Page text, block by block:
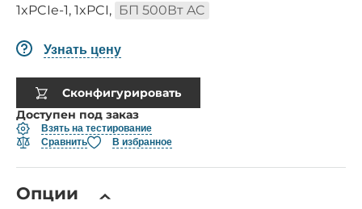
1xPCIe-1, 1xPCI, БП 500Вт AC
Узнать цену
Сконфигурировать
Доступен под заказ
Взять на тестирование
Сравнить
В избранное
Опции